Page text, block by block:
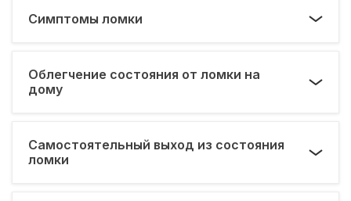
Симптомы ломки
Облегчение состояния от ломки на
дому
Самостоятельный выход из состояния
ломки